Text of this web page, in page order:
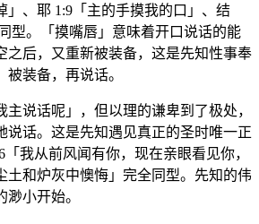
、耶 1:9「主的手摸我的口」、结
型。「摸嘴唇」意味着开口说话的能
之后，又重新被装备，这是先知性事奉
装备，再说话。
主说话呢」，但以理的谦卑到了极处，
说话。这是先知遇见真正的圣时唯一正
「我从前风闻有你，现在亲眼看见你，
土和炉灰中懊悔」完全同型。先知的伟
小开始。